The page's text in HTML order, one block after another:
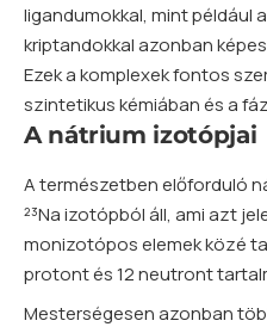
ligandumokkal, mint például
kriptandokkal azonban
Ezek a komplexek fontos
szintetikus kémiában és a
A nátrium izotópjai
A természetben előforduló
²³Na izotópból áll, ami azt
monizotópos elemek közé
protont és 12 neutront
Mesterségesen azonban